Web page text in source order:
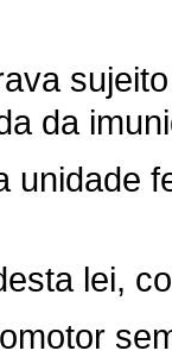
da
unidade
lei,